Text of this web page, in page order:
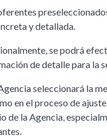
y detallada.
se podrá
de detalle para la
seleccionará la
en el proceso de
de la Agencia,